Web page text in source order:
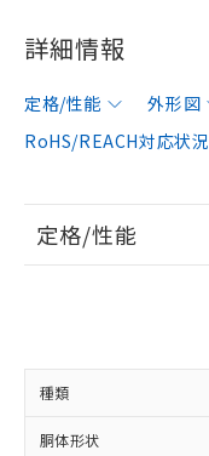
詳細情報
定格/性能 外形図
RoHS/REACH対応状況
定格/性能
種類
胴体形状